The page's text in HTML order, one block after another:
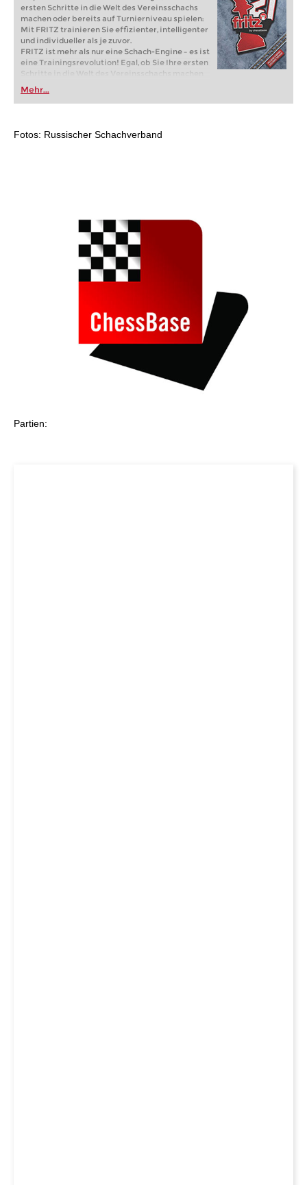
ersten Schritte in die Welt des Vereinsschachs
machen oder bereits auf Turnierniveau spielen:
Mit FRITZ trainieren Sie effizienter, intelligenter
und individueller als je zuvor.
FRITZ ist mehr als nur eine Schach-Engine – es ist
eine Trainingsrevolution! Egal, ob Sie Ihre ersten
Schritte in die Welt des Vereinsschachs machen
oder bereits auf Turnierniveau spielen: Mit
FRITZ trainieren Sie effizienter, intelligenter und
individueller als je zuvor.
Mehr...
Fotos: Russischer Schachverband
Partien: